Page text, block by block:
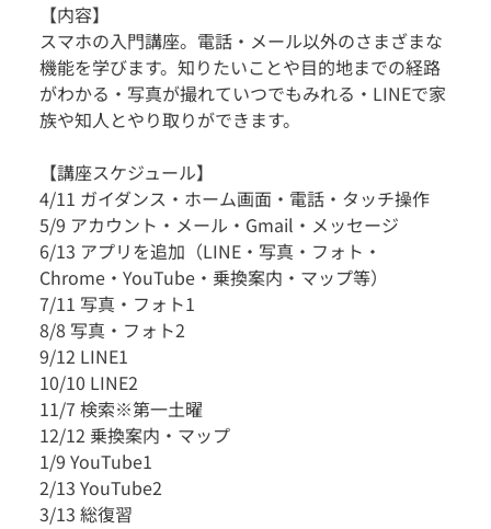
【内容】
スマホの入門講座。電話・メール以外のさまざまな
機能を学びます。知りたいことや目的地までの経路
がわかる・写真が撮れていつでもみれる・LINEで家
族や知人とやり取りができます。
【講座スケジュール】
4/11 ガイダンス・ホーム画面・電話・タッチ操作
5/9 アカウント・メール・Gmail・メッセージ
6/13 アプリを追加（LINE・写真・フォト・
Chrome・YouTube・乗換案内・マップ等）
7/11 写真・フォト1
8/8 写真・フォト2
9/12 LINE1
10/10 LINE2
11/7 検索※第一土曜
12/12 乗換案内・マップ
1/9 YouTube1
2/13 YouTube2
3/13 総復習